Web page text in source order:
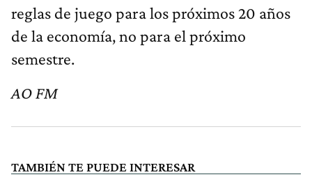
reglas de juego para los próximos 20 años
de la economía, no para el próximo
semestre.
AO FM
TAMBIÉN TE PUEDE INTERESAR